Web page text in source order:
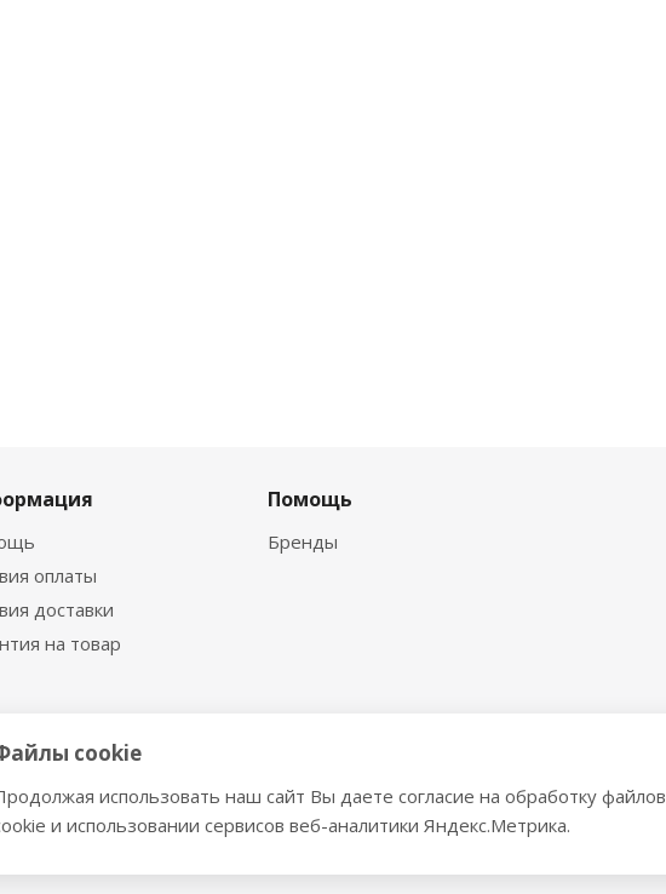
оплаты
доставки
на товар
Помощь
Бренды
cookie
использовать наш сайт Вы даете согласие на обработку файлов
и использовании сервисов веб-аналитики Яндекс.Метрика.